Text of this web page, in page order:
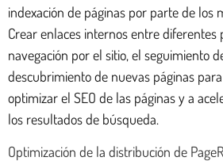
indexación de páginas por parte de los
Crear enlaces internos entre diferentes
navegación por el sitio, el seguimiento
descubrimiento de nuevas páginas
optimizar el SEO de las páginas y a
los resultados de búsqueda.
Optimización de la distribución de